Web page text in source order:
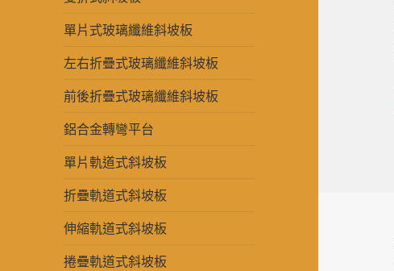
單片式玻璃纖維斜坡板
左右折疊式玻璃纖維斜坡板
前後折疊式玻璃纖維斜坡板
鋁合金轉彎平台
單片軌道式斜坡板
折疊軌道式斜坡板
伸縮軌道式斜坡板
捲疊軌道式斜坡板